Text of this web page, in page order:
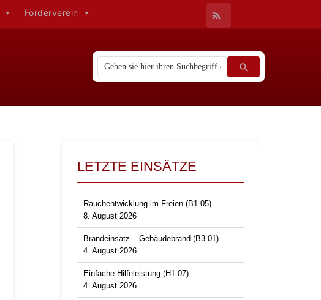
Förderverein
LETZTE EINSÄTZE
Rauchentwicklung im Freien (B1.05)
8. August 2026
Brandeinsatz – Gebäudebrand (B3.01)
4. August 2026
Einfache Hilfeleistung (H1.07)
4. August 2026